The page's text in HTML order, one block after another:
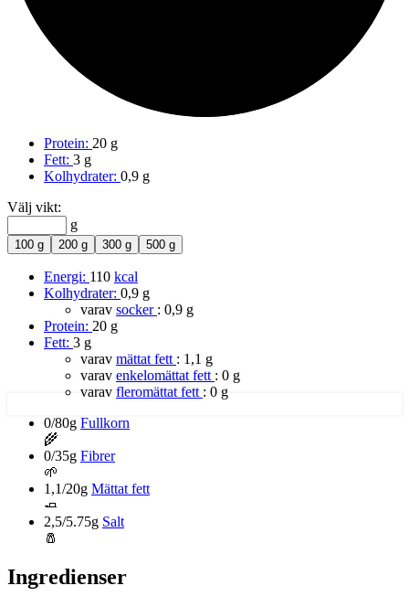
Protein: 20 g
Fett: 3 g
Kolhydrater: 0,9 g
Välj vikt:
g
100 g 200 g 300 g 500 g
Energi: 110 kcal
Kolhydrater: 0,9 g
varav socker : 0,9 g
Protein: 20 g
Fett: 3 g
varav mättat fett : 1,1 g
varav enkelomättat fett : 0 g
varav fleromättat fett : 0 g
0/80g Fullkorn
🌾
0/35g Fibrer
🌱
1,1/20g Mättat fett
🧈
2,5/5.75g Salt
🧂
Ingredienser